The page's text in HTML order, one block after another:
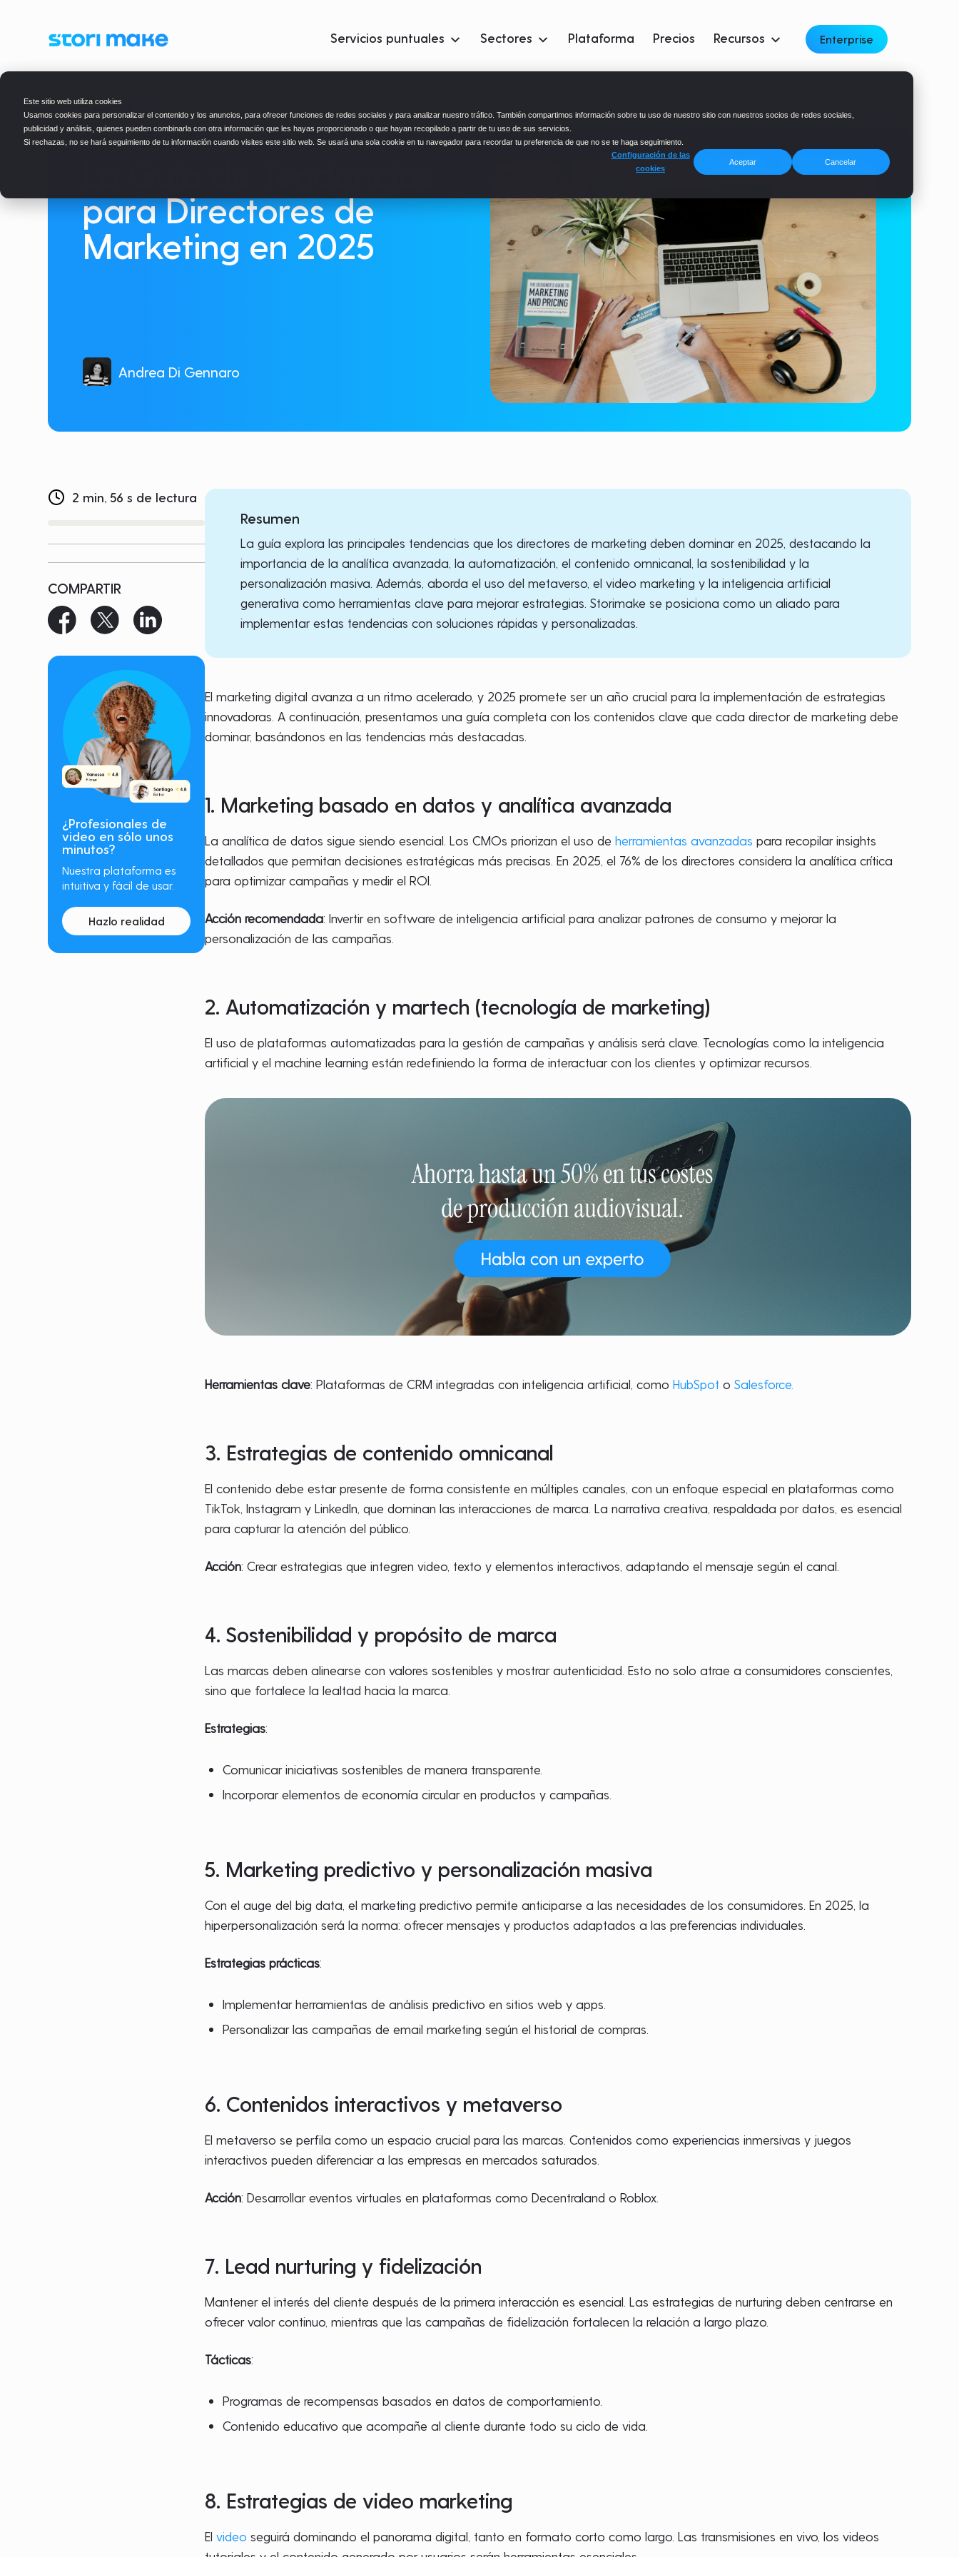
Este sitio web utiliza cookies
Usamos cookies para personalizar el contenido y los anuncios, para ofrecer funciones de redes sociales y para analizar nuestro tráfico. También compartimos información sobre tu uso de nuestro sitio con nuestros socios de redes sociales,
publicidad y análisis, quienes pueden combinarla con otra información que les hayas proporcionado o que hayan recopilado a partir de tu uso de sus servicios.
Si rechazas, no se hará seguimiento de tu información cuando visites este sitio web. Se usará una sola cookie en tu navegador para recordar tu preferencia de que no se te haga seguimiento.
Configuración de las
cookies
Aceptar Cancelar
Servicios puntuales Sectores Plataforma Precios Recursos Enterprise
BLOG> MARKETING
para Directores de
Marketing en 2025
Andrea Di Gennaro
2 min, 56 s de lectura
COMPARTIR
¿Profesionales de
video en sólo unos
minutos?
Nuestra plataforma es
intuitiva y fácil de usar.
Hazlo realidad
Resumen
La guía explora las principales tendencias que los directores de marketing deben dominar en 2025, destacando la
importancia de la analítica avanzada, la automatización, el contenido omnicanal, la sostenibilidad y la
personalización masiva. Además, aborda el uso del metaverso, el video marketing y la inteligencia artificial
generativa como herramientas clave para mejorar estrategias. Storimake se posiciona como un aliado para
implementar estas tendencias con soluciones rápidas y personalizadas.
El marketing digital avanza a un ritmo acelerado, y 2025 promete ser un año crucial para la implementación de estrategias
innovadoras. A continuación, presentamos una guía completa con los contenidos clave que cada director de marketing debe
dominar, basándonos en las tendencias más destacadas.
1. Marketing basado en datos y analítica avanzada
La analítica de datos sigue siendo esencial. Los CMOs priorizan el uso deherramientas avanzadas para recopilar insights
detallados que permitan decisiones estratégicas más precisas. En 2025, el 76% de los directores considera la analítica crítica
para optimizar campañas y medir el ROI.
Acción recomendada: Invertir en software de inteligencia artificial para analizar patrones de consumo y mejorar la
personalización de las campañas.
2. Automatización y martech (tecnología de marketing)
El uso de plataformas automatizadas para la gestión de campañas y análisis será clave. Tecnologías como la inteligencia
artificial y el machine learning están redefiniendo la forma de interactuar con los clientes y optimizar recursos.
Herramientas clave: Plataformas de CRM integradas con inteligencia artificial, comoHubSpot oSalesforce.
3. Estrategias de contenido omnicanal
El contenido debe estar presente de forma consistente en múltiples canales, con un enfoque especial en plataformas como
TikTok, Instagram y LinkedIn, que dominan las interacciones de marca. La narrativa creativa, respaldada por datos, es esencial
para capturar la atención del público.
Acción: Crear estrategias que integren video, texto y elementos interactivos, adaptando el mensaje según el canal.
4. Sostenibilidad y propósito de marca
Las marcas deben alinearse con valores sostenibles y mostrar autenticidad. Esto no solo atrae a consumidores conscientes,
sino que fortalece la lealtad hacia la marca.
Estrategias:
Comunicar iniciativas sostenibles de manera transparente.
Incorporar elementos de economía circular en productos y campañas.
5. Marketing predictivo y personalización masiva
Con el auge del big data, el marketing predictivo permite anticiparse a las necesidades de los consumidores. En 2025, la
hiperpersonalización será la norma: ofrecer mensajes y productos adaptados a las preferencias individuales.
Estrategias prácticas:
Implementar herramientas de análisis predictivo en sitios web y apps.
Personalizar las campañas de email marketing según el historial de compras.
6. Contenidos interactivos y metaverso
El metaverso se perfila como un espacio crucial para las marcas. Contenidos como experiencias inmersivas y juegos
interactivos pueden diferenciar a las empresas en mercados saturados.
Acción: Desarrollar eventos virtuales en plataformas como Decentraland o Roblox.
7. Lead nurturing y fidelización
Mantener el interés del cliente después de la primera interacción es esencial. Las estrategias de nurturing deben centrarse en
ofrecer valor continuo, mientras que las campañas de fidelización fortalecen la relación a largo plazo.
Tácticas:
Programas de recompensas basados en datos de comportamiento.
Contenido educativo que acompañe al cliente durante todo su ciclo de vida.
8. Estrategias de video marketing
Elvideo seguirá dominando el panorama digital, tanto en formato corto como largo. Las transmisiones en vivo, los videos